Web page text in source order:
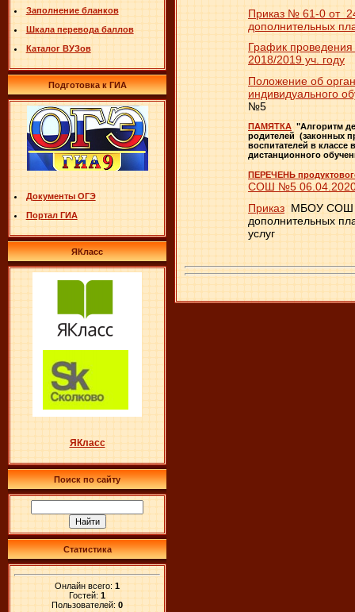
Заполнение бланков
Шкала перевода баллов
Каталог ВУЗов
Подготовка к ГИА
Документы ОГЭ
Портал ГИА
ЯКласс
ЯКласс
Поиск по сайту
Статистика
Онлайн всего: 1
Гостей: 1
Пользователей: 0
Приказ № 61-0 от
дополнительных
График
2018/2019 уч. году
Положение об
индивидуального
№5
ПАМЯТКА "Алгоритм
родителей (законных
воспитателей в классе
дистанционного
ПЕРЕЧЕНЬ
СОШ №5
Приказ МБОУ СОШ
дополнительных
услуг